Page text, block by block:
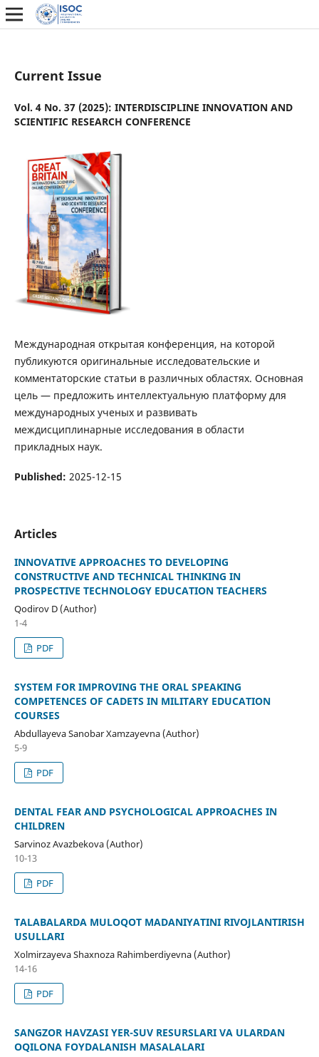
Current Issue
Vol. 4 No. 37 (2025): INTERDISCIPLINE INNOVATION AND
SCIENTIFIC RESEARCH CONFERENCE
Международная открытая конференция, на которой
публикуются оригинальные исследовательские и
комментаторские статьи в различных областях. Основная
цель — предложить интеллектуальную платформу для
международных ученых и развивать
междисциплинарные исследования в области
прикладных наук.
Published: 2025-12-15
Articles
INNOVATIVE APPROACHES TO DEVELOPING
CONSTRUCTIVE AND TECHNICAL THINKING IN
PROSPECTIVE TECHNOLOGY EDUCATION TEACHERS
Qodirov D (Author)
1-4
PDF
SYSTEM FOR IMPROVING THE ORAL SPEAKING
COMPETENCES OF CADETS IN MILITARY EDUCATION
COURSES
Abdullayeva Sanobar Xamzayevna (Author)
5-9
PDF
DENTAL FEAR AND PSYCHOLOGICAL APPROACHES IN
CHILDREN
Sarvinoz Avazbekova (Author)
10-13
PDF
TALABALARDA MULOQOT MADANIYATINI RIVOJLANTIRISH
USULLARI
Xolmirzayeva Shaxnoza Rahimberdiyevna (Author)
14-16
PDF
SANGZOR HAVZASI YER-SUV RESURSLARI VA ULARDAN
OQILONA FOYDALANISH MASALALARI